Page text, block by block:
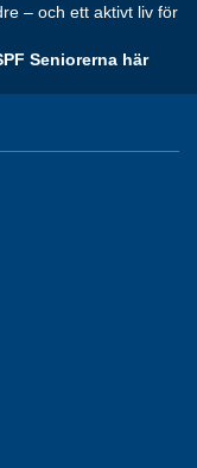
– och ett aktivt liv för
Seniorerna här